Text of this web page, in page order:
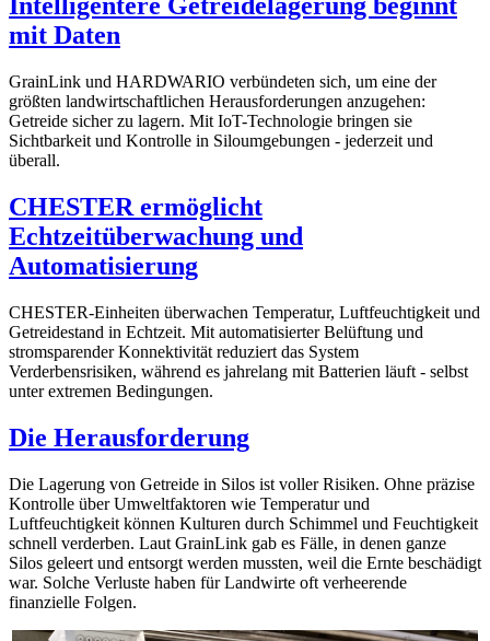
mit Daten
GrainLink und HARDWARIO verbündeten sich, um eine der
größten landwirtschaftlichen Herausforderungen anzugehen:
Getreide sicher zu lagern. Mit IoT-Technologie bringen sie
Sichtbarkeit und Kontrolle in Siloumgebungen - jederzeit und
überall.
CHESTER ermöglicht
Echtzeitüberwachung und
Automatisierung
CHESTER-Einheiten überwachen Temperatur, Luftfeuchtigkeit und
Getreidestand in Echtzeit. Mit automatisierter Belüftung und
stromsparender Konnektivität reduziert das System
Verderbensrisiken, während es jahrelang mit Batterien läuft - selbst
unter extremen Bedingungen.
Die Herausforderung
Die Lagerung von Getreide in Silos ist voller Risiken. Ohne präzise
Kontrolle über Umweltfaktoren wie Temperatur und
Luftfeuchtigkeit können Kulturen durch Schimmel und Feuchtigkeit
schnell verderben. Laut GrainLink gab es Fälle, in denen ganze
Silos geleert und entsorgt werden mussten, weil die Ernte beschädigt
war. Solche Verluste haben für Landwirte oft verheerende
finanzielle Folgen.